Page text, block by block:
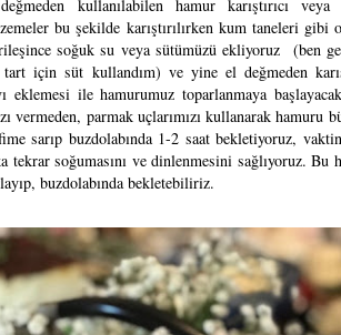
kullanılabilen hamur karıştırıcı veya
bu şekilde karıştırılırken kum taneleri gibi
soğuk su veya sütümüzü ekliyoruz (ben
tart için süt kullandım) ve yine el değmeden
eklemesi ile hamurumuz toparlanmaya
vermeden, parmak uçlarımızı kullanarak hamuru
sarıp buzdolabında 1-2 saat bekletiyoruz,
tekrar soğumasını ve dinlenmesini sağlıyoruz. Bu
buzdolabında bekletebiliriz.